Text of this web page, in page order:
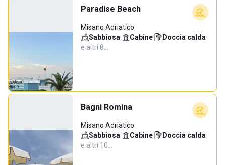
Paradise Beach
Misano Adriatico
Sabbiosa· Cabine· Doccia calda·
e altri 8…
Bagni Romina
Misano Adriatico
Sabbiosa· Cabine· Doccia calda·
e altri 10…